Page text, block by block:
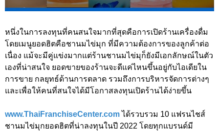
หนึ่งในการลงทุนที่คนสนใจมากที่สุดคือการเปิดร้านเครื่องดื่ม
โดยเมนูยอดฮิตคือชานมไข่มุก ที่มีความต้องการของลูกค้าต่อ
เนื่อง แม้จะมีคู่แข่งมากแต่ร้านชานมไข่มุก็ยังมีเอกลักษณ์ในตัว
เองที่น่าสนใจ ยอดขายของร้านจะดีแค่ไหนขึ้นอยู่กับไอเดียใน
การขาย กลยุทธ์ด้านการตลาด รวมถึงการบริหารจัดการต่างๆ
และเพื่อให้คนที่สนใจได้มีโอกาสลงทุนเปิดร้านได้ง่ายขึ้น
www.ThaiFranchiseCenter.comได้รวบรวม 10 แฟรนไชส์
ชานมไข่มุกยอดฮิตที่น่าลงทุนในปี 2022 โดยทุกแบรนด์มี